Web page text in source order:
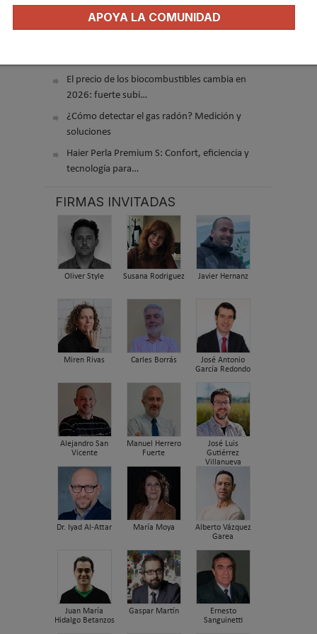
Recuperadores de calor: qué son, cómo
funcionan y cuándo son…
El precio de los biocombustibles cambia en
2026: fuerte subi…
¿Cómo detectar el gas radón? Medición y
soluciones
Haier Perla Premium S: Confort, eficiencia y
tecnología para…
FIRMAS INVITADAS
Oliver Style Susana Rodriguez Javier Hernanz
Miren Rivas Carles Borrás
José Antonio
García Redondo
Alejandro San
Vicente
Manuel Herrero
Fuerte
José Luis
Gutiérrez
Villanueva
Dr. Iyad Al-Attar María Moya
Alberto Vázquez
Garea
Juan María
Hidalgo Betanzos
Gaspar Martín
Ernesto
Sanguinetti
APOYA LA COMUNIDAD